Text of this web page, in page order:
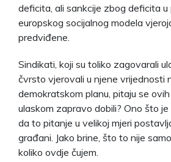
deficita, ali sankcije zbog deficita u
europskog socijalnog modela
predviđene.
Sindikati, koji su toliko zagovarali
čvrsto vjerovali u njene vrijednosti
demokratskom planu, pitaju se
ulaskom zapravo dobili? Ono što
da to pitanje u velikoj mjeri
građani. Jako brine, što to nije
koliko ovdje čujem.